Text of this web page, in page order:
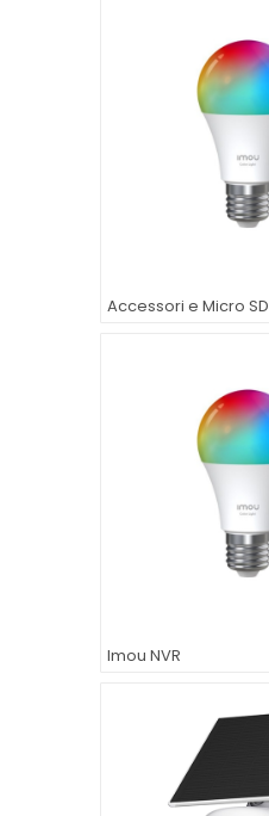
Accessori e Micro SD
Imou NVR